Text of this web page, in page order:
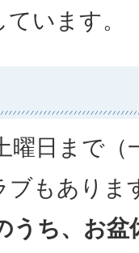
います。
曜日まで（
ブもありま
うち、お